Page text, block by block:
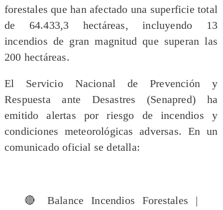
forestales que han afectado una superficie total
de 64.433,3 hectáreas, incluyendo 13
incendios de gran magnitud que superan las
200 hectáreas.
El Servicio Nacional de Prevención y
Respuesta ante Desastres (Senapred) ha
emitido alertas por riesgo de incendios y
condiciones meteorológicas adversas. En un
comunicado oficial se detalla:
🔴 Balance Incendios Forestales |